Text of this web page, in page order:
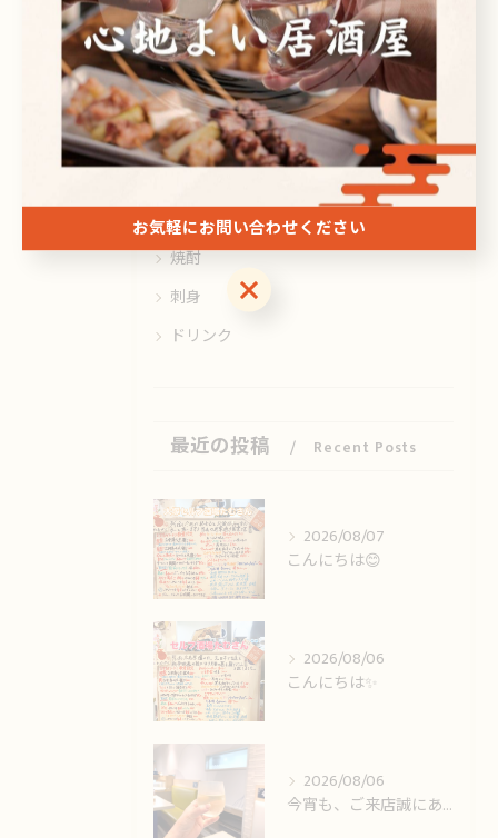
カテゴリー Categories
全てのカテゴリー
ビール
焼酎
刺身
ドリンク
最近の投稿 Recent Posts
2026/08/07
こんにちは😊
2026/08/06
こんにちは✨️
2026/08/06
今宵も、ご来店誠にありがとうございました🙏
お気軽にお問い合わせください
お気軽にお問い合わせください